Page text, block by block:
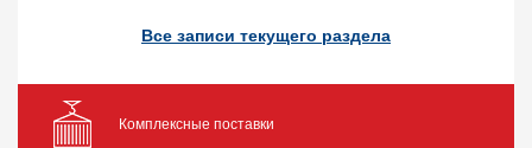
Все записи текущего раздела
Комплексные поставки